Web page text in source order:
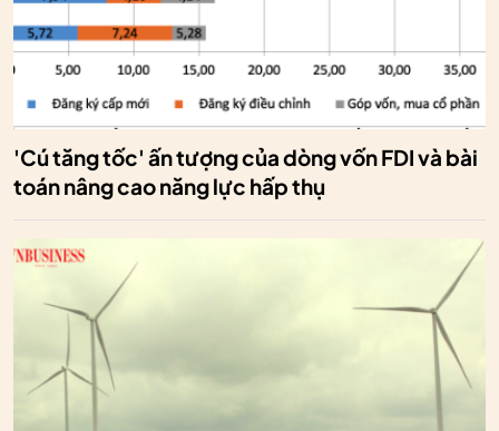
'Cú tăng tốc' ấn tượng của dòng vốn FDI và bài
toán nâng cao năng lực hấp thụ